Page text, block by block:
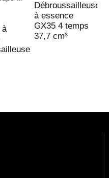
à
Débroussailleuse
à essence
GX35 4 temps
37,7 cm³